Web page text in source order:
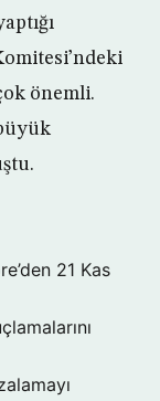
önemli.
21 Kas